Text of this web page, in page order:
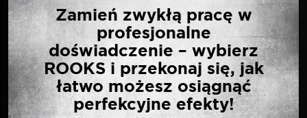
OPINIĘ O „ROOKS
WKRĘTAK STRONG SL5,5
X 150 MM”
Twój adres email nie zostanie opublikowany.
Zamień zwykłą pracę w
profesjonalne
doświadczenie – wybierz
ROOKS i przekonaj się, jak
łatwo możesz osiągnąć
perfekcyjne efekty!